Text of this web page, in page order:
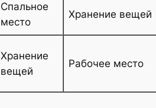
Спальное
место
Хранение вещей
Хранение
вещей
Рабочее место